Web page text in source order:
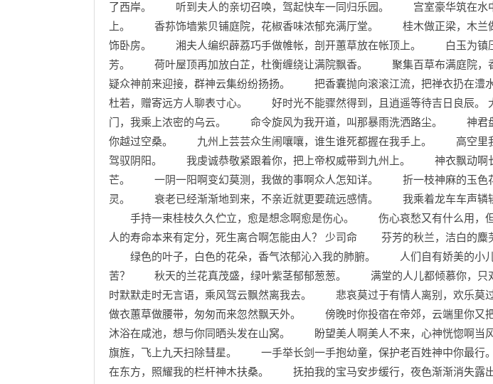
了西岸。 听到夫人的亲切召唤，驾起快车一同归乐园。 宫室豪华筑在水
上。 香荪饰墙紫贝铺庭院，花椒香味浓郁充满厅堂。 桂木做正梁，木兰
饰卧房。 湘夫人编织薜荔巧手做帷帐，剖开蕙草放在帐顶上。 白玉为镇压
芳。 荷叶屋顶再加放白芷，杜衡缠绕让满院飘香。 聚集百草布满庭院
疑众神前来迎接，群神云集纷纷扬扬。 把香囊抛向滚滚江流，把禅衣扔在
杜若，赠寄远方人聊表寸心。 好时光不能骤然得到，且逍遥等待吉日良辰
门，我乘上浓密的乌云。 命令旋风为我开道，叫那暴雨洗洒路尘。 神君盘
你越过空桑。 九州上芸芸众生闹嚷嚷，谁生谁死都握在我手上。 高空里我
驾驭阴阳。 我虔诚恭敬紧跟着你，把上帝权威带到九州上。 神衣飘动啊
芒。 一阴一阳啊变幻莫测，我做的事啊众人怎知详。 折一枝神麻的玉色花
灵。 衰老已经渐渐地到来，不亲近就更要疏远感情。 我乘着龙车车声辚辚
手持一束桂枝久久伫立，愈是想念啊愈是伤心。 伤心哀愁又有什么用
人的寿命本来有定分，死生离合啊怎能由人？ 少司命 芬芳的秋兰，洁白的麋
绿色的叶子，白色的花朵，香气浓郁沁入我的肺腑。 人们自有娇美的小儿
苦？ 秋天的兰花真茂盛，绿叶紫茎郁郁葱葱。 满堂的人儿都倾慕你，
时默默走时无言语，乘风驾云飘然离我去。 悲哀莫过于有情人离别，欢乐
做衣蕙草做腰带，匆匆而来忽然飘天外。 傍晚时你投宿在帝郊，云端里你
沐浴在咸池，想与你同晒头发在山窝。 盼望美人啊美人不来，心神恍惚啊
旗旌，飞上九天扫除彗星。 一手举长剑一手抱幼童，保护老百姓神中你最
在东方，照耀我的栏杆神木扶桑。 抚拍我的宝马安步缓行，夜色渐渐消失